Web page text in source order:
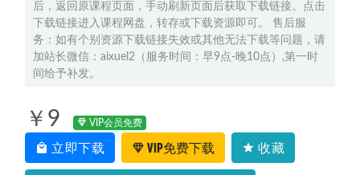
后，返回原课程页面，手动刷新页面后获取下载链接。点击
下载链接进入课程网盘，转存或下载资源即可。 售后服
务：如有个别资源下载链接失效或其他无法下载等问题，请
加站长微信：aixuel2（服务时间：早9点-晚10点）,第一时
间给予补发。
￥9 VIP会员免费
立即下载 VIP免费下载 收藏
高三数学视频教程+课堂笔记复习班名师谭梦云高考一轮教
学课程26年暑秋班 2026-02-08
2024黄夫人高三物理视频教程+讲义24年高考上学期教程
2023-11-12
2022-10-03
高中英语网课资源分享2022付炫屿高中英语全年联报班
10-28